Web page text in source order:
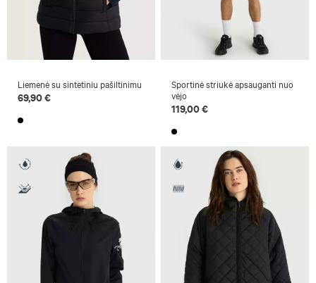
Liemenė su sintetiniu pašiltinimu
69,90 €
Sportinė striukė apsauganti nuo
vėjo
119,00 €